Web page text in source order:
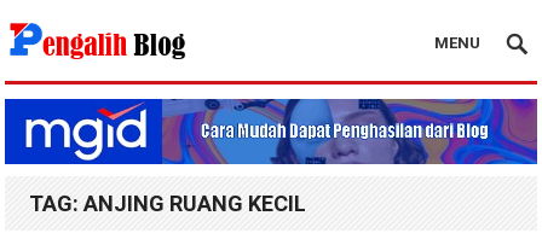
Pengalih Blog
MENU
TAG:ANJING RUANG KECIL